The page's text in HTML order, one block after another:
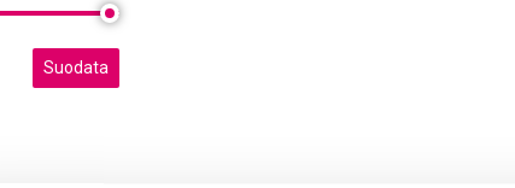
Minimihinta
Maksimihinta
Suodata